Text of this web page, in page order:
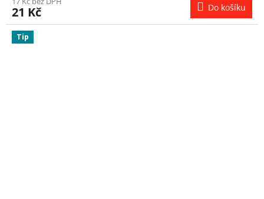
21 Kč Do košíku
Tip